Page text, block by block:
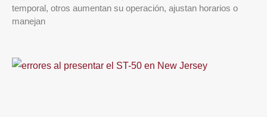
temporal, otros aumentan su operación, ajustan horarios o
manejan